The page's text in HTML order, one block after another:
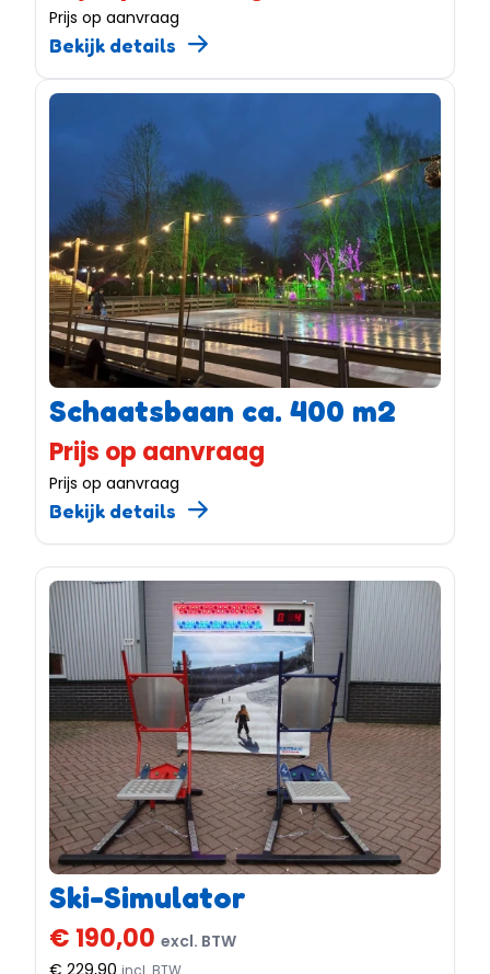
Prijs op aanvraag
Bekijk details
Schaatsbaan ca. 400 m2
Prijs op aanvraag
Prijs op aanvraag
Bekijk details
Ski-Simulator
€ 190,00 excl. BTW
incl. BTW